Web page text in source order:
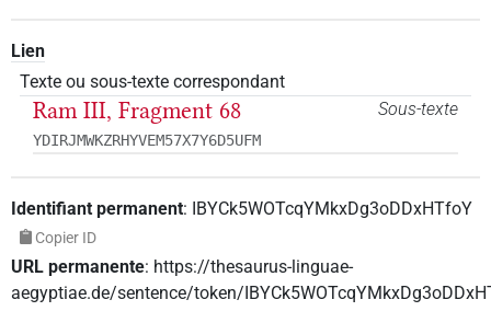
Lien
Texte ou sous-texte correspondant
Sous-texte
Ram III, Fragment 68
YDIRJMWKZRHYVEM57X7Y6D5UFM
Identifiant permanent: IBYCk5WOTcqYMkxDg3oDDxHTfoY
Copier ID
URL permanente: https://thesaurus-linguae-
aegyptiae.de/sentence/token/